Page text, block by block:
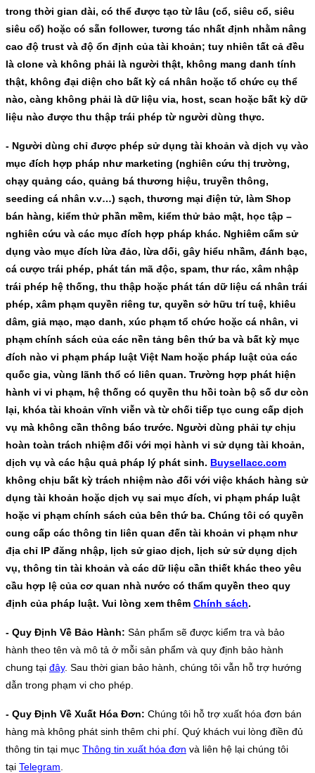
trong thời gian dài, có thể được tạo từ lâu (cổ, siêu cổ, siêu
siêu cổ) hoặc có sẵn follower, tương tác nhất định nhằm nâng
cao độ trust và độ ổn định của tài khoản; tuy nhiên tất cả đều
là clone và không phải là người thật, không mang danh tính
thật, không đại diện cho bất kỳ cá nhân hoặc tổ chức cụ thể
nào, càng không phải là dữ liệu via, host, scan hoặc bất kỳ dữ
liệu nào được thu thập trái phép từ người dùng thực.
- Người dùng chỉ được phép sử dụng tài khoản và dịch vụ vào
mục đích hợp pháp như marketing (nghiên cứu thị trường,
chạy quảng cáo, quảng bá thương hiệu, truyền thông,
seeding cá nhân v.v…) sạch, thương mại điện tử, làm Shop
bán hàng, kiểm thử phần mềm, kiểm thử bảo mật, học tập –
nghiên cứu và các mục đích hợp pháp khác. Nghiêm cấm sử
dụng vào mục đích lừa đảo, lừa dối, gây hiểu nhầm, đánh bạc,
cá cược trái phép, phát tán mã độc, spam, thư rác, xâm nhập
trái phép hệ thống, thu thập hoặc phát tán dữ liệu cá nhân trái
phép, xâm phạm quyền riêng tư, quyền sở hữu trí tuệ, khiêu
dâm, giả mạo, mạo danh, xúc phạm tổ chức hoặc cá nhân, vi
phạm chính sách của các nền tảng bên thứ ba và bất kỳ mục
đích nào vi phạm pháp luật Việt Nam hoặc pháp luật của các
quốc gia, vùng lãnh thổ có liên quan. Trường hợp phát hiện
hành vi vi phạm, hệ thống có quyền thu hồi toàn bộ số dư còn
lại, khóa tài khoản vĩnh viễn và từ chối tiếp tục cung cấp dịch
vụ mà không cần thông báo trước. Người dùng phải tự chịu
hoàn toàn trách nhiệm đối với mọi hành vi sử dụng tài khoản,
dịch vụ và các hậu quả pháp lý phát sinh. Buysellacc.com
không chịu bất kỳ trách nhiệm nào đối với việc khách hàng sử
dụng tài khoản hoặc dịch vụ sai mục đích, vi phạm pháp luật
hoặc vi phạm chính sách của bên thứ ba. Chúng tôi có quyền
cung cấp các thông tin liên quan đến tài khoản vi phạm như
địa chỉ IP đăng nhập, lịch sử giao dịch, lịch sử sử dụng dịch
vụ, thông tin tài khoản và các dữ liệu cần thiết khác theo yêu
cầu hợp lệ của cơ quan nhà nước có thẩm quyền theo quy
định của pháp luật. Vui lòng xem thêm Chính sách.
- Quy Định Về Bảo Hành: Sản phẩm sẽ được kiểm tra và bảo
hành theo tên và mô tả ở mỗi sản phẩm và quy định bảo hành
chung tại đây. Sau thời gian bảo hành, chúng tôi vẫn hỗ trợ hướng
dẫn trong phạm vi cho phép.
- Quy Định Về Xuất Hóa Đơn: Chúng tôi hỗ trợ xuất hóa đơn bán
hàng mà không phát sinh thêm chi phí. Quý khách vui lòng điền đủ
thông tin tại mục Thông tin xuất hóa đơn và liên hệ lại chúng tôi
tại Telegram